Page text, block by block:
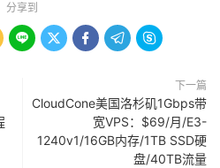
分享到
    
下一篇
CloudCone美国洛杉矶1Gbps带
宽VPS：$69/月/E3-
1240v1/16GB内存/1TB SSD硬
盘/40TB流量